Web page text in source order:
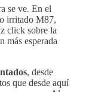
se ve. En el
irritado M87,
click sobre la
más esperada
, desde
que desde aquí